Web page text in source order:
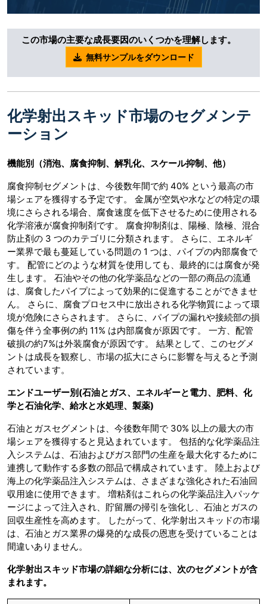
この市場の主要な成長要因のいくつかを理解します。
無料サンプルをダウンロード
化学射出スキッド市場のセグメンテ
ーション
機能別（消泡、腐食抑制、解乳化、スケール抑制、他）
腐食抑制セグメントは、今後数年間で約 40% という最高の市
場シェアを獲得する予定です。 金属が空気や水などの特定の環
境にさらされる場合、腐食速度を低下させるために使用される
化学溶液が腐食抑制剤です。 腐食抑制剤は、陽極、陰極、混合
防止剤の 3 つのカテゴリに分類されます。 さらに、エネルギ
ー業界で最も蔓延している問題の 1 つは、パイプの内部腐食で
す。 配管にどのような材質を使用しても、最終的には腐食が発
生します。 石油やその他の化学薬品などの一部の商品の流通
は、腐食したパイプによって効果的に促進することができませ
ん。 さらに、腐食プロセス中に放出される化学物質によって環
境が危険にさらされます。 さらに、パイプの漏れや接続部の損
傷を伴う全事例の約 11% は内部腐食が原因です。 一方、配管
破損の約7%は外装腐食が原因です。 結果として、このセグメ
ントは成長を観察し、市場の拡大にさらに影響を与えると予測
されています。
エンドユーザー別(石油とガス、エネルギーと電力、肥料、化
学と石油化学、給水と水処理、製薬)
石油とガスセグメントは、今後数年間で 30% 以上の最大の市
場シェアを獲得すると見込まれています。 包括的な化学薬品注
入システムは、石油およびガス部門の生産を最大化するために
連携して動作する多数の部品で構成されています。 陸上および
海上の化学薬品注入システムは、さまざまな強化された石油回
収用途に使用できます。 増粘剤はこれらの化学薬品注入パッケ
ージによって注入され、貯留層の掃引を強化し、石油とガスの
回収生産性を高めます。 したがって、化学射出スキッドの市場
は、石油とガス業界の爆発的な成長の恩恵を受けていることは
間違いありません。
化学射出スキッド市場の詳細な分析には、次のセグメントが含
まれます。